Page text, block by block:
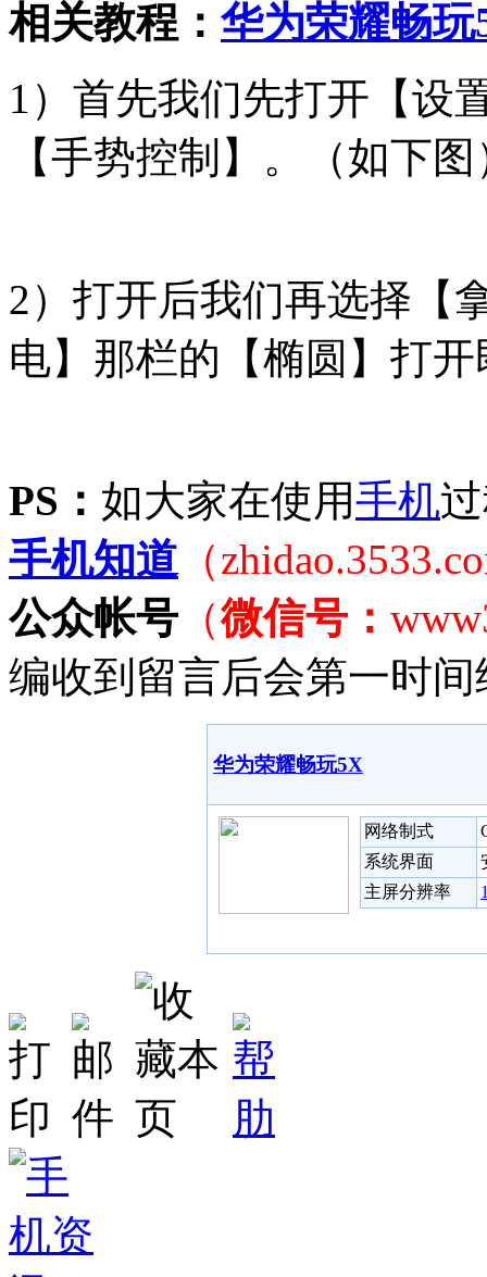
相关教程： 华为荣耀畅
1）首先我们先打开【设
【手势控制】。（如下图
2）打开后我们再选择【
电】那栏的【椭圆】打
PS： 如大家在使用手机
手机知道 （
公众帐号（微信号：
编收到留言后会第一时
华为荣耀畅玩5X
网络制式
系统界面
主屏分辨率